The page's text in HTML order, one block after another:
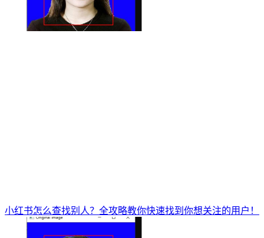
小红书怎么查找别人？全攻略教你快速找到你想关注的用户！